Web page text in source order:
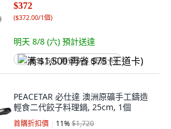
$372
($372.00/1個)
明天 8/8 (六) 預計送達
满 $1,500 再省 $75 (王道卡)
PEACETAR 必仕達 澳洲原礦手工鑄造
輕食二代餃子料理鍋, 25cm, 1個
首購折扣價 11%$1,720